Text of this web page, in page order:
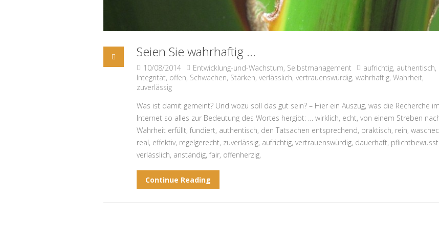
Seien Sie wahrhaftig …
10/08/2014 Entwicklung-und-Wachstum, Selbstmanagement aufrichtig, authentisch,
Integrität, offen, Schwächen, Stärken, verlässlich, vertrauenswürdig, wahrhaftig, Wahrheit,
zuverlässig
Was ist damit gemeint? Und wozu soll das gut sein? – Hier ein Auszug, was die Recherche im
Internet so alles zur Bedeutung des Wortes hergibt: … wirklich, echt, von einem Streben
Wahrheit erfüllt, fundiert, authentisch, den Tatsachen entsprechend, praktisch, rein,
real, effektiv, regelgerecht, zuverlässig, aufrichtig, vertrauenswürdig, dauerhaft, pflichtbewusst,
verlässlich, anständig, fair, offenherzig,
Continue Reading